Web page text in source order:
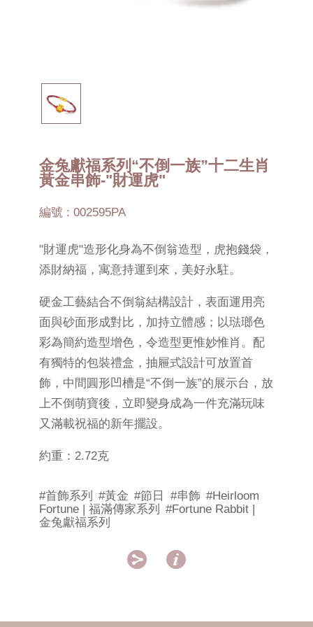
金兔獻福系列“不倒一族”十二生肖
黃金串飾-"財運虎"
編號 : 002595PA
"財運虎"造形化身為不倒翁造型，虎抱錢袋，
添財納福，寓意持運到來，美好永駐。
硬金工藝結合不倒翁結構設計，表面運用亮
面與砂面形成對比，加持立體感；以琺瑯色
彩為簡約造型增色，令造型更惟妙惟肖。配
有獨特的包裝禮盒，抽屜式設計可放置首
飾，中間圓形凹槽是“不倒一族”的展示台，放
上不倒萌寶後，立即變身成為一件充滿玩味
又滿載祝福的新年擺設。
約重：2.72克
#首飾系列 #黃金 #節日 #串飾 #Heirloom
Fortune | 福滿傳家系列
#Fortune Rabbit |
金兔獻福系列
 